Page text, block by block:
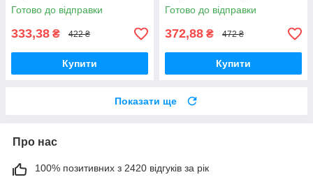
Готово до відправки
333,38 ₴ 422 ₴
Купити
Готово до відправки
372,88 ₴ 472 ₴
Купити
Показати ще
Про нас
100% позитивних з 2420 відгуків за рік